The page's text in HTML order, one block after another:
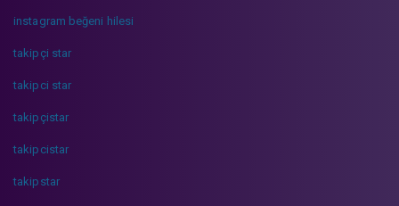
instagram beğeni hilesi
takipçi star
takipci star
takipçistar
takipcistar
takipstar